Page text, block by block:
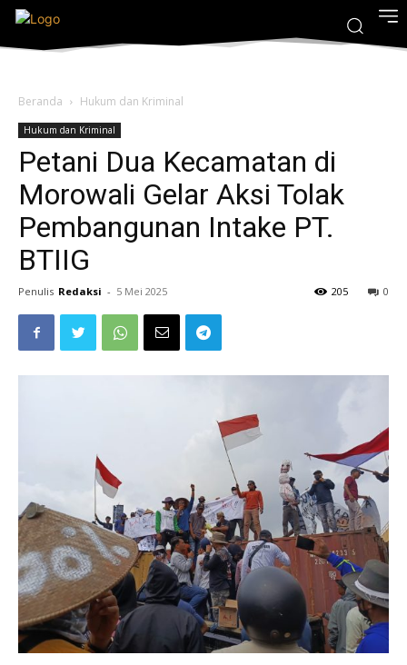
Beranda Hukum dan Kriminal
Hukum dan Kriminal
Petani Dua Kecamatan di
Morowali Gelar Aksi Tolak
Pembangunan Intake PT.
BTIIG
Penulis Redaksi - 5 Mei 2025 0
205